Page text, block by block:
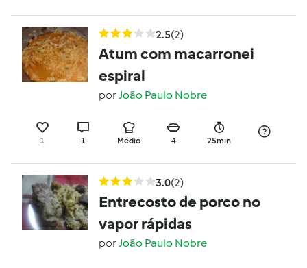
2.5(2)
Atum com macarronei
espiral
porJoão Paulo Nobre
1 1 Médio 4 25min
3.0(2)
Entrecosto de porco no
vapor rápidas
porJoão Paulo Nobre